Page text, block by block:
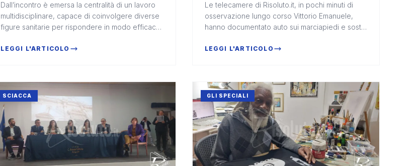
palliative" (Video)
Dall’incontro è emersa la centralità di un lavoro
multidisciplinare, capace di coinvolgere diverse
figure sanitarie per rispondere in modo efficace
LEGGI L'ARTICOLO
Le telecamere di Risoluto.it, in pochi minuti di
osservazione lungo corso Vittorio Emanuele,
hanno documentato auto sui marciapiedi e sosta
LEGGI L'ARTICOLO
SCIACCA GLI SPECIALI